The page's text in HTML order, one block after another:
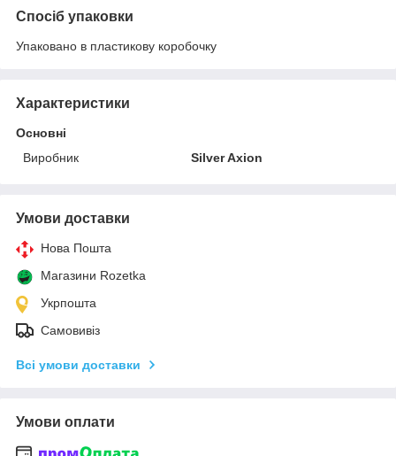
Спосіб упаковки
Упаковано в пластикову коробочку
Характеристики
Основні
Виробник
Silver Axion
Умови доставки
Нова Пошта
Магазини Rozetka
Укрпошта
Самовивіз
Всі умови доставки
Умови оплати